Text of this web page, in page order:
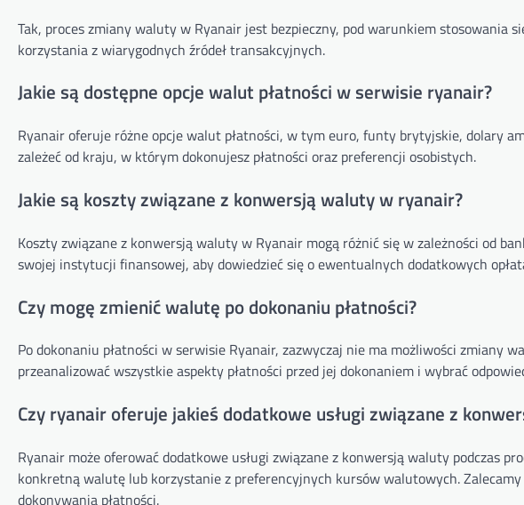
Tak, proces zmiany waluty w Ryanair jest bezpieczny, pod warunkiem stosowania
korzystania z wiarygodnych źródeł transakcyjnych.
Jakie są dostępne opcje walut płatności w serwisie ryanair?
Ryanair oferuje różne opcje walut płatności, w tym euro, funty brytyjskie, dolary
zależeć od kraju, w którym dokonujesz płatności oraz preferencji osobistych.
Jakie są koszty związane z konwersją waluty w ryanair?
Koszty związane z konwersją waluty w Ryanair mogą różnić się w zależności od
swojej instytucji finansowej, aby dowiedzieć się o ewentualnych dodatkowych
Czy mogę zmienić walutę po dokonaniu płatności?
Po dokonaniu płatności w serwisie Ryanair, zazwyczaj nie ma możliwości zmiany
przeanalizować wszystkie aspekty płatności przed jej dokonaniem i wybrać
Czy ryanair oferuje jakieś dodatkowe usługi związane z
Ryanair może oferować dodatkowe usługi związane z konwersją waluty podczas
konkretną walutę lub korzystanie z preferencyjnych kursów walutowych. Zalecamy
dokonywania płatności.